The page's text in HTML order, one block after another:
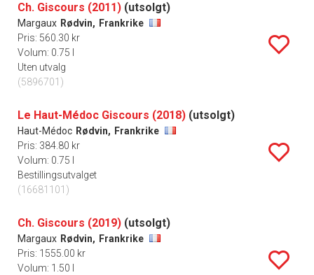
Ch. Giscours (2011) (utsolgt)
Margaux Rødvin, Frankrike
Pris: 560.30 kr
Volum: 0.75 l
Uten utvalg
(5896701)
Le Haut-Médoc Giscours (2018) (utsolgt)
Haut-Médoc Rødvin, Frankrike
Pris: 384.80 kr
Volum: 0.75 l
Bestillingsutvalget
(16681101)
Ch. Giscours (2019) (utsolgt)
Margaux Rødvin, Frankrike
Pris: 1555.00 kr
Volum: 1.50 l